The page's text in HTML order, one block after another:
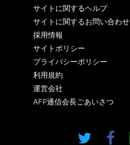
サイトに関するヘルプ
サイトに関するお問い合わせ
採用情報
サイトポリシー
プライバシーポリシー
利用規約
運営会社
AFP通信会長ごあいさつ